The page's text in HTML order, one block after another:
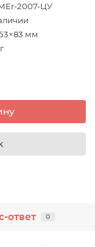
2007-ЦУ
мм
ответ 0